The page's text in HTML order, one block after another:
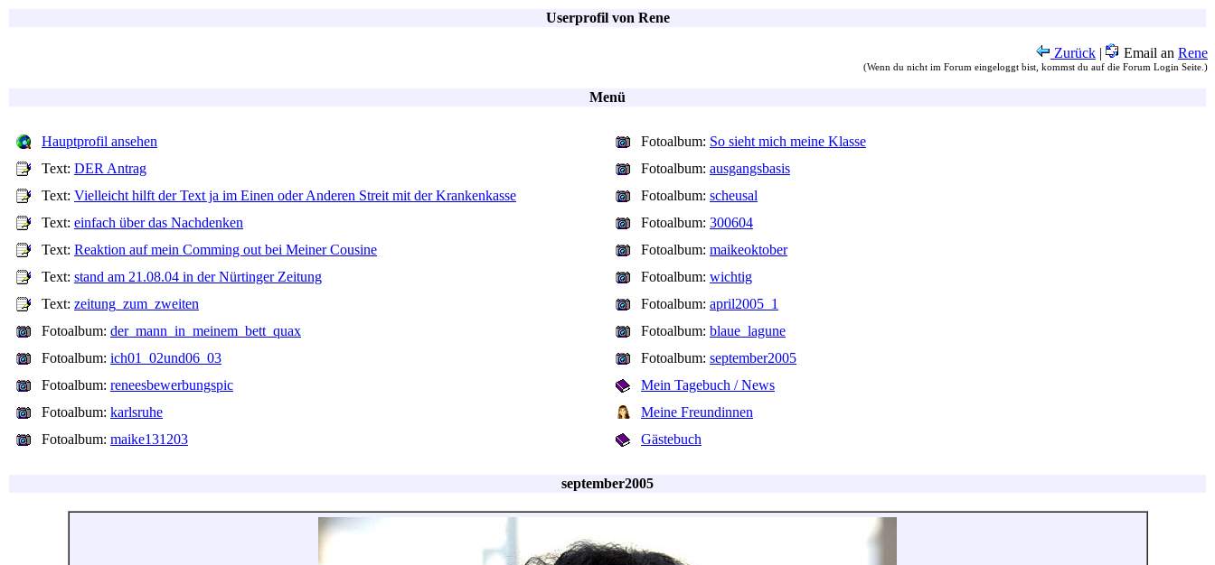
Userprofil von Rene
Zurück | Email an Rene
(Wenn du nicht im Forum eingeloggt bist, kommst du auf die Forum Login Seite.)
Menü
Hauptprofil ansehen
Text: DER Antrag
Text: Vielleicht hilft der Text ja im Einen oder Anderen Streit mit der Krankenkasse
Text: einfach über das Nachdenken
Text: Reaktion auf mein Comming out bei Meiner Cousine
Text: stand am 21.08.04 in der Nürtinger Zeitung
Text: zeitung_zum_zweiten
Fotoalbum: der_mann_in_meinem_bett_quax
Fotoalbum: ich01_02und06_03
Fotoalbum: reneesbewerbungspic
Fotoalbum: karlsruhe
Fotoalbum: maike131203
Fotoalbum: So sieht mich meine Klasse
Fotoalbum: ausgangsbasis
Fotoalbum: scheusal
Fotoalbum: 300604
Fotoalbum: maikeoktober
Fotoalbum: wichtig
Fotoalbum: april2005_1
Fotoalbum: blaue_lagune
Fotoalbum: september2005
Mein Tagebuch / News
Meine Freundinnen
Gästebuch
september2005